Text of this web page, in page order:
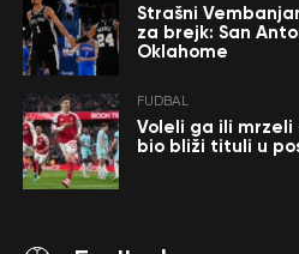
Strašni
za brejk: San
Oklahome
FUDBAL
Voleli ga ili mrzeli
bio bliži tituli u